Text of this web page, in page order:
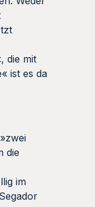
die mit
ist es da
die
im